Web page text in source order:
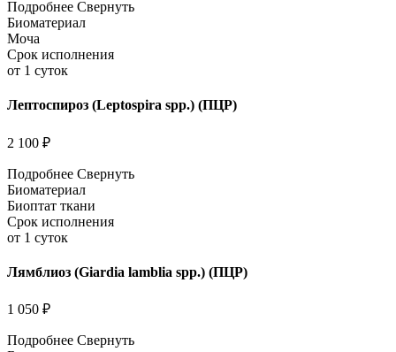
Подробнее Свернуть
Биоматериал
Моча
Срок исполнения
от 1 суток
Лептоспироз (Leptospira spp.) (ПЦР)
2 100 ₽
Подробнее Свернуть
Биоматериал
Биоптат ткани
Срок исполнения
от 1 суток
Лямблиоз (Giardia lamblia spp.) (ПЦР)
1 050 ₽
Подробнее Свернуть